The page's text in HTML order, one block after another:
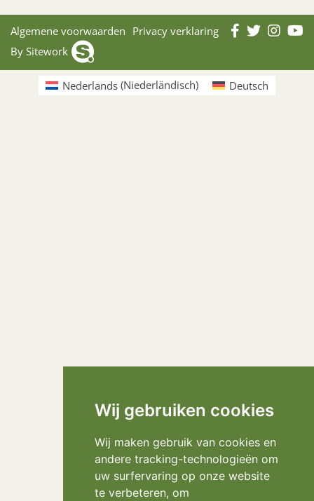
Wij gebruiken cookies
Wij maken gebruik van cookies en
andere tracking-technologieën om
uw surfervaring op onze website
te verbeteren, om
Algemene voorwaarden Privacy verklaring
By Sitework
Nederlands (Niederländisch) Deutsch